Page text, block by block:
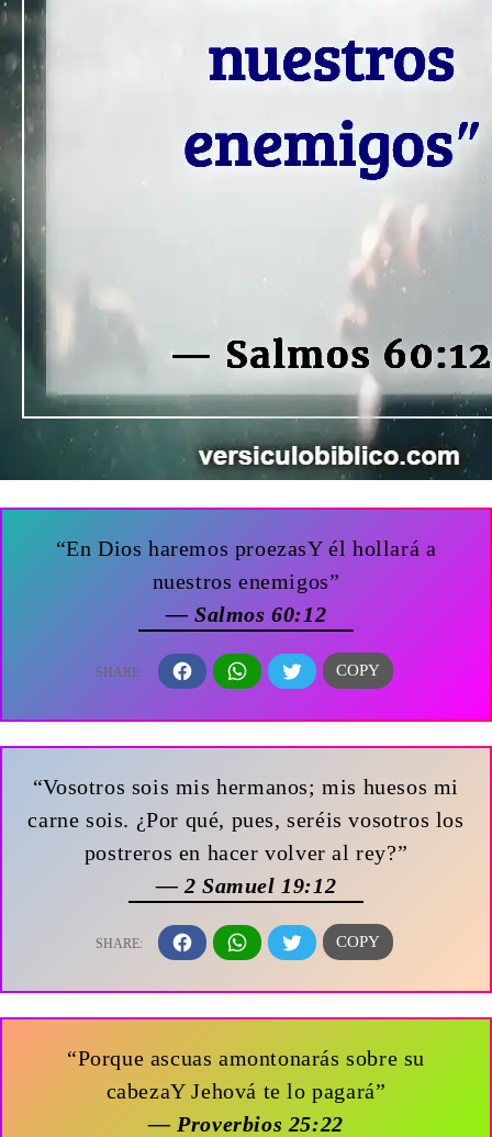
“En Dios haremos proezasY él hollará a
nuestros enemigos”
— Salmos 60:12
“Vosotros sois mis hermanos; mis huesos mi
carne sois. ¿Por qué, pues, seréis vosotros los
postreros en hacer volver al rey?”
— 2 Samuel 19:12
“Porque ascuas amontonarás sobre su
cabezaY Jehová te lo pagará”
— Proverbios 25:22